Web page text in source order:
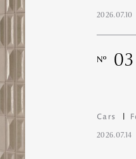
2026.07.10
Nº 03
Cars
2026.07.14